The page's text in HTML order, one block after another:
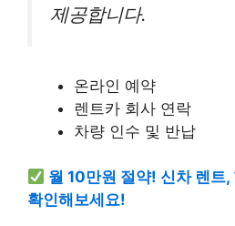
제공합니다.
온라인 예약
렌트카 회사 연락
차량 인수 및 반납
월 10만원 절약! 신차 렌트
확인해보세요!